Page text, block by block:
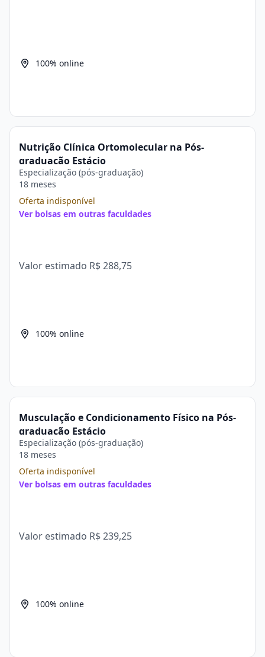
100% online
Nutrição Clínica Ortomolecular na Pós-
graduação Estácio
Especialização (pós-graduação)
18 meses
Oferta indisponível
Ver bolsas em outras faculdades
Valor estimado R$ 288,75
100% online
Musculação e Condicionamento Físico na Pós-
graduação Estácio
Especialização (pós-graduação)
18 meses
Oferta indisponível
Ver bolsas em outras faculdades
Valor estimado R$ 239,25
100% online